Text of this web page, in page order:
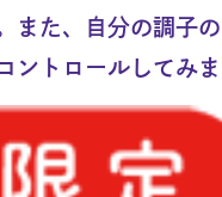
た、自分の調子
トロールしてみま